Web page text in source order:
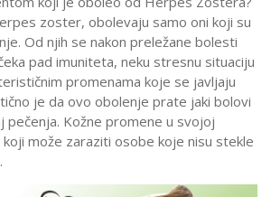
zoster, obolevaju samo oni koji su
Od njih se nakon preležane bolesti
pad imuniteta, neku stresnu situaciju
promenama koje se javljaju
je da ovo obolenje prate jaki bolovi
pečenja. Kožne promene u svojoj
može zaraziti osobe koje nisu stekle